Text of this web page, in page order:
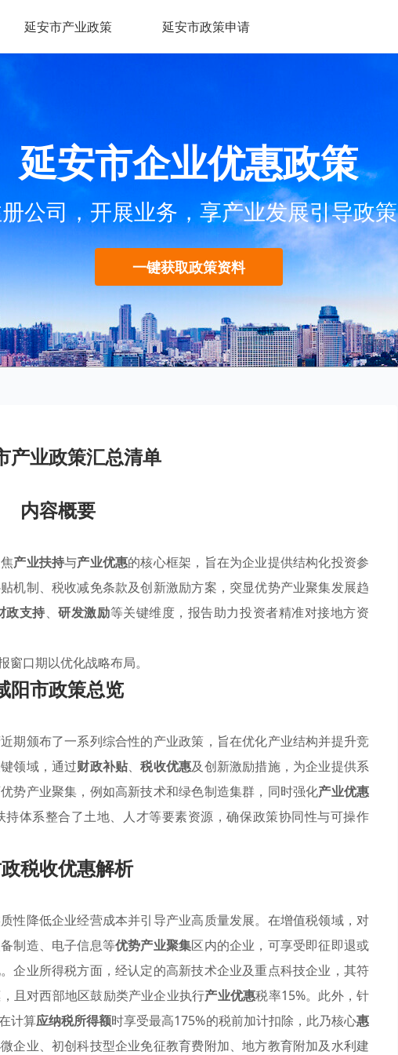
延安市产业政策 延安市政策申请
延安市企业优惠政策
公司，开展业务，享产业发展引导政策
一键获取政策资料
产业政策汇总清单
内容概要
产业扶持与产业优惠的核心框架，旨在为企业提供结构化投资参
机制、税收减免条款及创新激励方案，突显优势产业聚集发展趋
政支持、研发激励等关键维度，报告助力投资者精准对接地方资
口期以优化战略布局。
阳市政策总览
期颁布了一系列综合性的产业政策，旨在优化产业结构并提升竞
领域，通过财政补贴、税收优惠及创新激励措施，为企业提供系
势产业聚集，例如高新技术和绿色制造集群，同时强化产业优惠
体系整合了土地、人才等要素资源，确保政策协同性与可操作
税收优惠解析
性降低企业经营成本并引导产业高质量发展。在增值税领域，对
制造、电子信息等优势产业聚集区内的企业，可享受即征即退或
企业所得税方面，经认定的高新技术企业及重点科技企业，其符
且对西部地区鼓励类产业企业执行产业优惠税率15%。此外，针
计算应纳税所得额时享受最高175%的税前加计扣除，此乃核心惠
企业、初创科技型企业免征教育费附加、地方教育附加及水利建